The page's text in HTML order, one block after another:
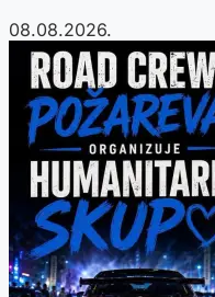
08.08.2026.